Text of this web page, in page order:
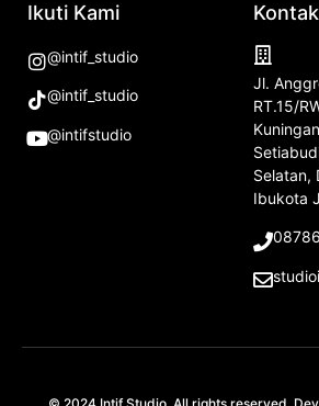
Ikuti Kami
@intif_studio
@intif_studio
@intifstudio
Kontak
Jl.
RT.15/
Selatan,
Ibukota